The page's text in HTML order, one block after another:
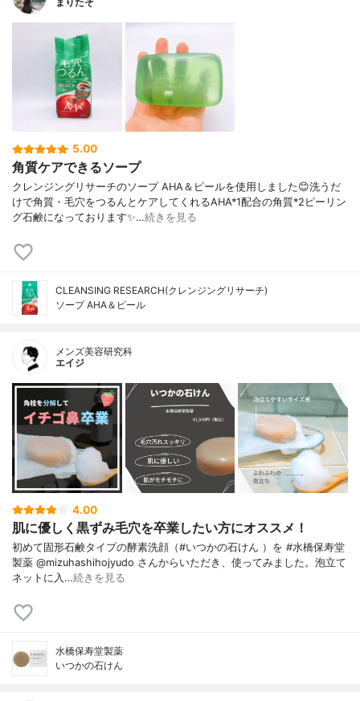
5.00
角質ケアできるソープ
クレンジングリサーチのソープ AHA＆ピールを使用しました😊洗うだ
けで角質・毛穴をつるんとケアしてくれるAHA*1配合の角質*2ピーリン
グ石鹸になっております✨…続きを見る
CLEANSING RESEARCH(クレンジングリサーチ)
ソープ AHA＆ピール
メンズ美容研究科
エイジ
4.00
肌に優しく黒ずみ毛穴を卒業したい方にオススメ！
初めて固形石鹸タイプの酵素洗顔（#いつかの石けん ）を #水橋保寿堂
製薬 @mizuhashihojyudo さんからいただき、使ってみました。泡立て
ネットに入…続きを見る
水橋保寿堂製薬
いつかの石けん